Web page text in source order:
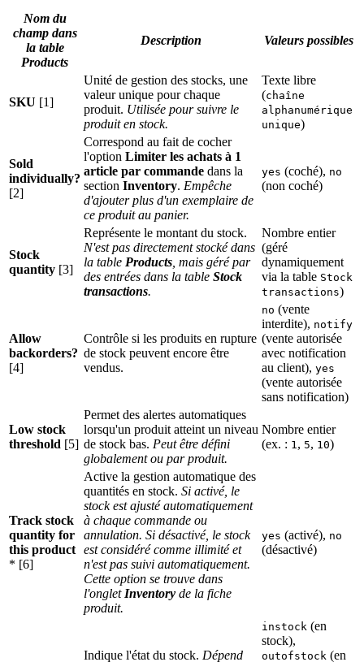
Nom du
champ dans
la table
Products
Description Valeurs possibles
SKU [1]
Unité de gestion des stocks, une
valeur unique pour chaque
produit. Utilisée pour suivre le
produit en stock.
Texte libre
(chaîne
alphanumérique
unique)
Sold
individually?
[2]
Correspond au fait de cocher
l'option Limiter les achats à 1
article par commande dans la
section Inventory. Empêche
d'ajouter plus d'un exemplaire de
ce produit au panier.
yes (coché), no
(non coché)
Stock
quantity [3]
Représente le montant du stock.
N'est pas directement stocké dans
la table Products , mais géré par
des entrées dans la table Stock
transactions.
Nombre entier
(géré
dynamiquement
via la table Stock
transactions)
Allow
backorders?
[4]
Contrôle si les produits en rupture
de stock peuvent encore être
vendus.
no (vente
interdite), notify
(vente autorisée
avec notification
au client), yes
(vente autorisée
sans notification)
Low stock
threshold [5]
Permet des alertes automatiques
lorsqu'un produit atteint un niveau
de stock bas. Peut être défini
globalement ou par produit.
Nombre entier
(ex. : 1, 5, 10)
Track stock
quantity for
this product
* [6]
Active la gestion automatique des
quantités en stock. Si activé, le
stock est ajusté automatiquement
à chaque commande ou
annulation. Si désactivé, le stock
est considéré comme illimité et
n'est pas suivi automatiquement.
Cette option se trouve dans
l'onglet Inventory de la fiche
produit.
yes (activé), no
(désactivé)
Indique l'état du stock. Dépend
instock (en
stock),
outofstock (en